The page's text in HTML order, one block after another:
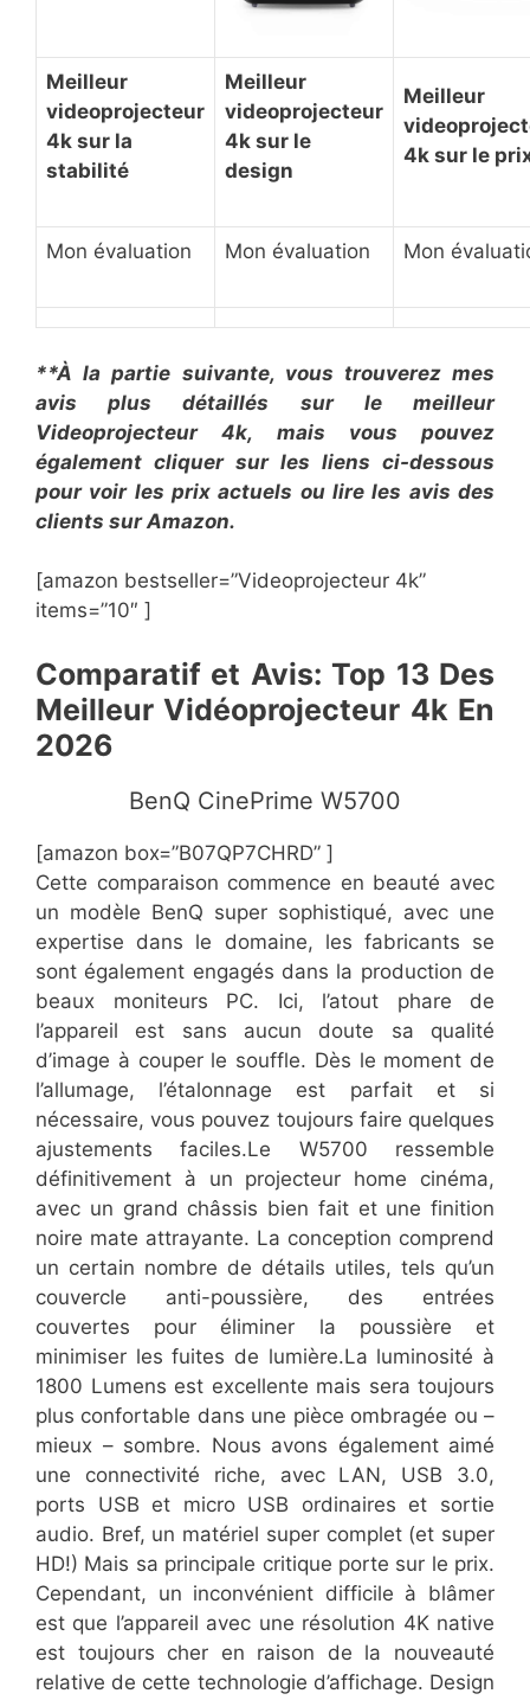
​Meilleur
videoprojecteur
4k sur la
stabilité
​Meilleur
videoprojecteur
4k sur le
design
​Meilleur
4k sur le
Mon évaluation Mon évaluation Mon
**À la partie suivante, vous trouverez mes
avis plus détaillés sur le ​meilleur
Videoprojecteur 4k, mais vous pouvez
également cliquer sur les liens ci-dessous
pour voir les prix actuels ou lire les avis des
clients sur Amazon.
[amazon bestseller=”​Videoprojecteur 4k”
items=”10″ ]
Comparatif et Avis: Top 13 Des
Meilleur Vidéoprojecteur 4k En
2026
​BenQ CinePrime W5700
[amazon box=”​B07QP7CHRD” ]
​Cette comparaison commence en beauté avec
un modèle BenQ super sophistiqué, avec une
expertise dans le domaine, les fabricants se
sont également engagés dans la production de
beaux moniteurs PC. Ici, l’atout phare de
l’appareil est sans aucun doute sa qualité
d’image à couper le souffle. Dès le moment de
l’allumage, l’étalonnage est parfait et si
nécessaire, vous pouvez toujours faire quelques
ajustements faciles.Le W5700 ressemble
définitivement à un projecteur home cinéma,
avec un grand châssis bien fait et une finition
noire mate attrayante. La conception comprend
un certain nombre de détails utiles, tels qu’un
couvercle anti-poussière, des entrées
couvertes pour éliminer la poussière et
minimiser les fuites de lumière.La luminosité à
1800 Lumens est excellente mais sera toujours
plus confortable dans une pièce ombragée ou –
mieux – sombre. Nous avons également aimé
une connectivité riche, avec LAN, USB 3.0,
ports USB et micro USB ordinaires et sortie
audio. Bref, un matériel super complet (et super
HD!) Mais sa principale critique porte sur le prix.
Cependant, un inconvénient difficile à blâmer
est que l’appareil avec une résolution 4K native
est toujours cher en raison de la nouveauté
relative de cette technologie d’affichage. Design